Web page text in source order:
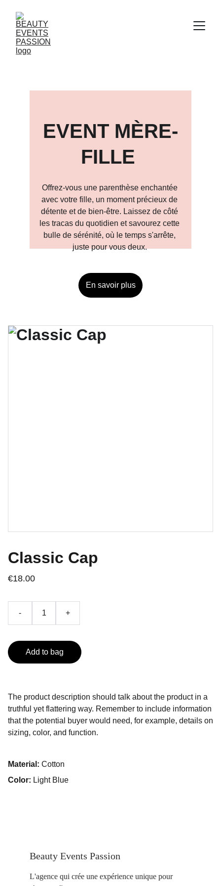
EVENT MÈRE-
FILLE
Offrez-vous une parenthèse enchantée
avec votre fille, un moment précieux de
détente et de bien-être. Laissez de côté
les tracas du quotidien et savourez cette
bulle de sérénité, où le temps s'arrête,
juste pour vous deux.
En savoir plus
Classic Cap
€18.00
- +
Add to bag
The product description should talk about the product in a
truthful yet flattering way. Remember to include information
that the potential buyer would need, for example, details on
sizing, color, and function.
Material: Cotton
Color: Light Blue
Beauty Events Passion
L'agence qui crée une expérience unique pour